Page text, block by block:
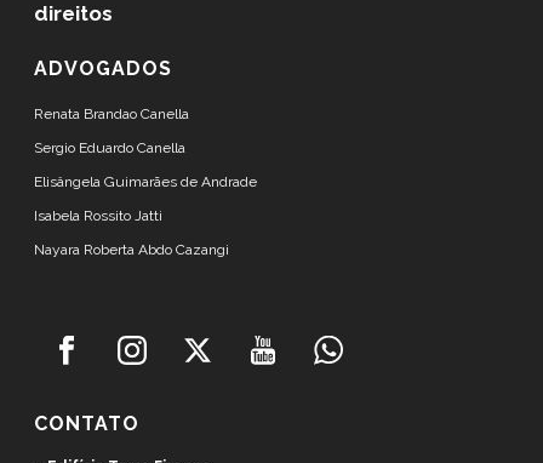
direitos
ADVOGADOS
Renata Brandao Canella
Sergio Eduardo Canella
Elisângela Guimarães de Andrade
Isabela Rossito Jatti
Nayara Roberta Abdo Cazangi
CONTATO